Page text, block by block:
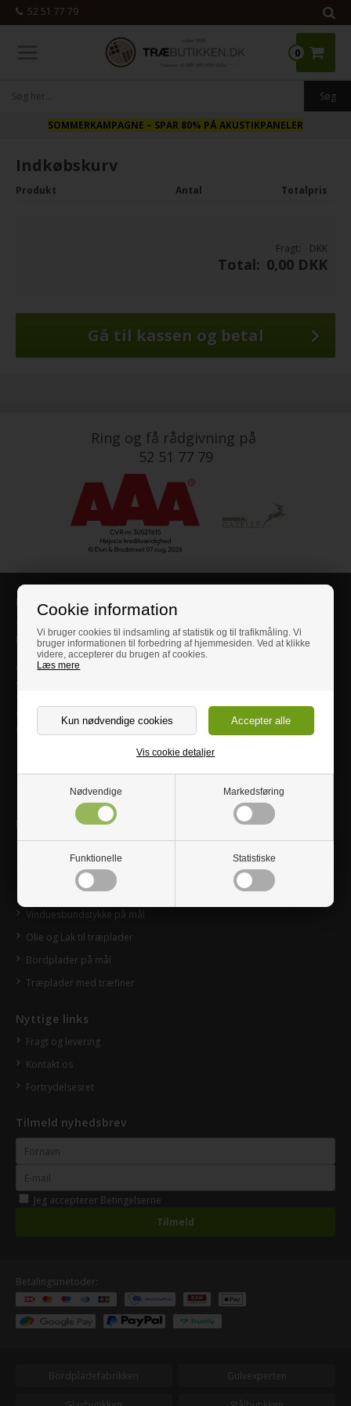
Cookie information
Vi bruger cookies til indsamling af statistik og til trafikmåling. Vi
bruger informationen til forbedring af hjemmesiden. Ved at klikke
videre, accepterer du brugen af cookies.
Læs mere
Nødvendige Markedsføring
Funktionelle Statistiske
Vis cookie detaljer
52 51 77 79
0
SOMMERKAMPAGNE – SPAR 80% PÅ AKUSTIKPANELER
Indkøbskurv
Produkt Antal Totalpris
Fragt: DKK
Total: 0,00 DKK
Gå til kassen og betal
Ring og få rådgivning på
52 51 77 79
Information
Træbutikken.dk
Part ofHM-Group
Ved Stranden 1 (ingen udstilling)
9560 Hadsund
salg@traebutikken.dk
CVR: 30527615
Leder du efter?
Trækasser på mål
Trailerplader
Vinduesbundstykke på mål
Olie og Lak til træplader
Bordplader på mål
Træplader med træfiner
Nyttige links
Fragt og levering
Kontakt os
Fortrydelsesret
Tilmeld nyhedsbrev
Jeg accepterer Betingelserne
Betalingsmetoder:
Bordpladefabrikken Gulvexperten